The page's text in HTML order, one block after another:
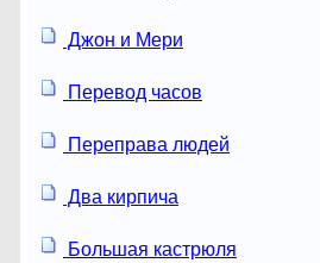
Джон и Мери
Перевод часов
Переправа людей
Два кирпича
Большая кастрюля